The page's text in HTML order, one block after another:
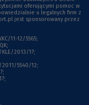
oferującymi pomoc w
u legalnych firm z
jest sponsorowany przez
11-12/5565;
2013/17;
2011/5540/12;